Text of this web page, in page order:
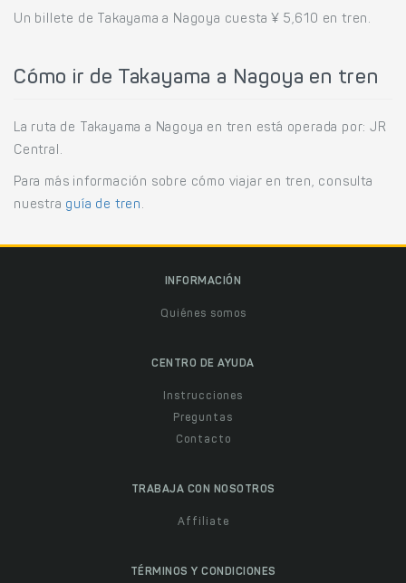
Un billete de Takayama a Nagoya cuesta ¥ 5,610 en tren.
Cómo ir de Takayama a Nagoya en tren
La ruta de Takayama a Nagoya en tren está operada por: JR
Central.
Para más información sobre cómo viajar en tren, consulta
nuestra guía de tren .
INFORMACIÓN
Quiénes somos
CENTRO DE AYUDA
Instrucciones
Preguntas
Contacto
TRABAJA CON NOSOTROS
Affiliate
TÉRMINOS Y CONDICIONES